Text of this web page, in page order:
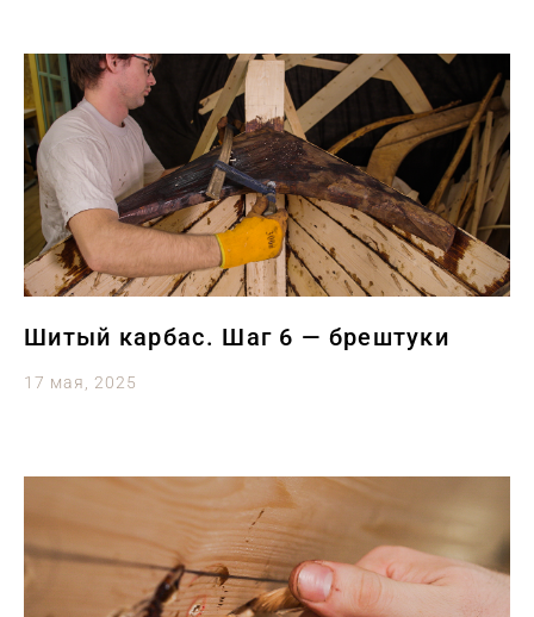
Шитый карбас. Шаг 6 — брештуки
17 мая, 2025